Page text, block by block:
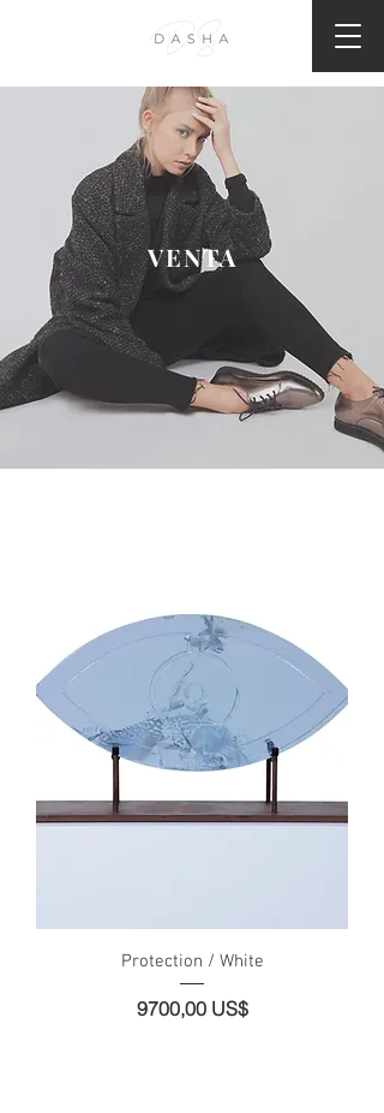
VENTA
Protection / White
Precio
9700,00 US$